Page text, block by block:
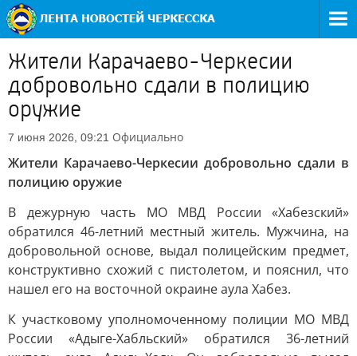
Жители Карачаево-Черкесии
добровольно сдали в полицию
оружие
7 июня 2026, 09:21 Официально
Жители Карачаево-Черкесии добровольно сдали в
полицию оружие
В дежурную часть МО МВД России «Хабезский»
обратился 46-летний местный житель. Мужчина, на
добровольной основе, выдал полицейским предмет,
конструктивно схожий с пистолетом, и пояснил, что
нашел его на восточной окраине аула Хабез.
К участковому уполномоченному полиции МО МВД
России «Адыге-Хабльский» обратился 36-летний